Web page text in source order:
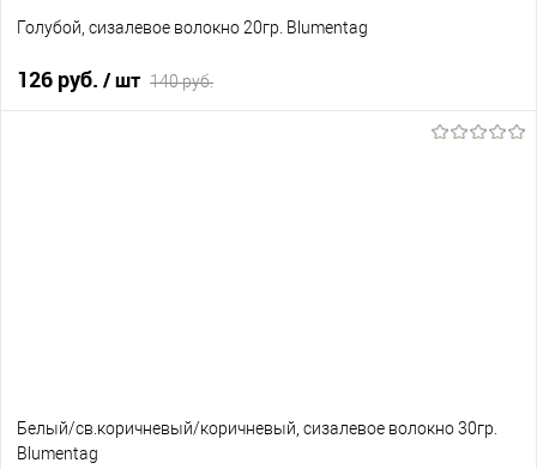
Голубой, сизалевое волокно 20гр. Blumentag
126 руб. / шт 140 руб.
Белый/св.коричневый/коричневый, сизалевое волокно 30гр.
Blumentag